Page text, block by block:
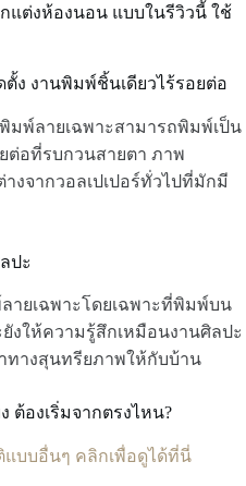
กแต่งห้องนอน แบบในรีวิวนี้ ใช้
ตั้ง งานพิมพ์ชิ้นเดียวไร้รอยต่อ
มพ์ลายเฉพาะสามารถพิมพ์เป็น
ต่อที่รบกวนสายตา ภาพ
งจากวอลเปเปอร์ทั่วไปที่มักมี
ปะ
ายเฉพาะโดยเฉพาะที่พิมพ์บน
งให้ความรู้สึกเหมือนงานศิลปะ
ทางสุนทรียภาพให้กับบ้าน
ต้องเริ่มจากตรงไหน?
แบบอื่นๆ คลิกเพื่อดูได้ที่นี่